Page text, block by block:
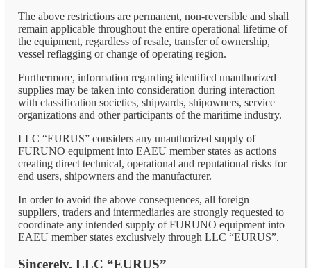
The above restrictions are permanent, non-reversible and shall
remain applicable throughout the entire operational lifetime of
the equipment, regardless of resale, transfer of ownership,
vessel reflagging or change of operating region.
Furthermore, information regarding identified unauthorized
supplies may be taken into consideration during interaction
with classification societies, shipyards, shipowners, service
organizations and other participants of the maritime industry.
LLC “EURUS” considers any unauthorized supply of
FURUNO equipment into EAEU member states as actions
creating direct technical, operational and reputational risks for
end users, shipowners and the manufacturer.
In order to avoid the above consequences, all foreign
suppliers, traders and intermediaries are strongly requested to
coordinate any intended supply of FURUNO equipment into
EAEU member states exclusively through LLC “EURUS”.
Sincerely, LLC “EURUS”